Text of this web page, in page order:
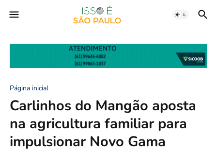
Página inicial
Carlinhos do Mangão aposta
na agricultura familiar para
impulsionar Novo Gama